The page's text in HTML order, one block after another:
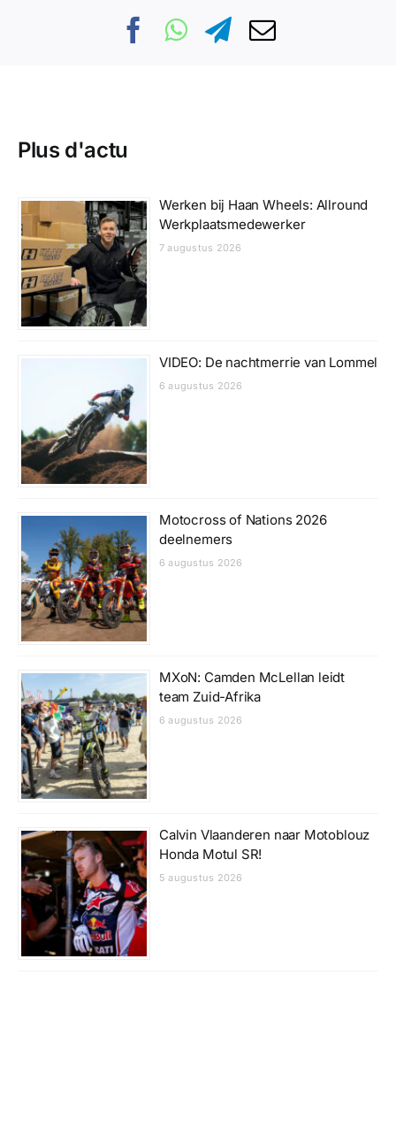
Plus d'actu
Werken bij Haan Wheels: Allround
Werkplaatsmedewerker
7 augustus 2026
VIDEO: De nachtmerrie van Lommel
6 augustus 2026
Motocross of Nations 2026
deelnemers
6 augustus 2026
MXoN: Camden McLellan leidt
team Zuid-Afrika
6 augustus 2026
Calvin Vlaanderen naar Motoblouz
Honda Motul SR!
5 augustus 2026